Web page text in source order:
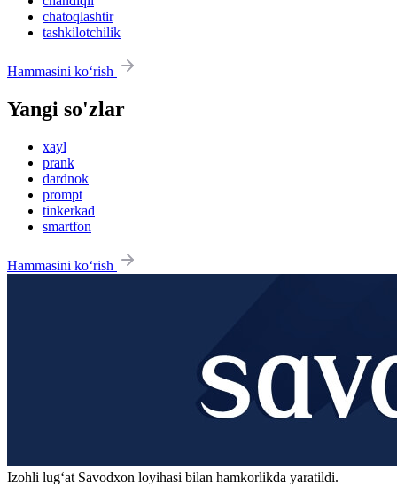
chatoqlashtir
tashkilotchilik
Hammasini ko‘rish
Yangi so'zlar
xayl
prank
dardnok
prompt
tinkerkad
smartfon
Hammasini ko‘rish
Izohli lugʻat Savodxon loyihasi bilan hamkorlikda yaratildi.